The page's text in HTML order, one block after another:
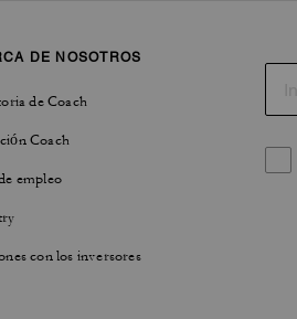
DE NOSOTROS
de Coach
Coach
empleo
con los inversores